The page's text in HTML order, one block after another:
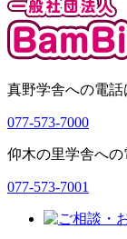
ョ
ン
真野学舎への電話
077-573-7000
仰木の里学舎への
077-573-7001